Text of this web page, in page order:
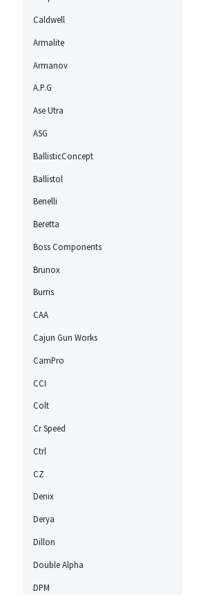
Caldwell
Armalite
Armanov
A.P.G
Ase Utra
ASG
BallisticConcept
Ballistol
Benelli
Beretta
Boss Components
Brunox
Burris
CAA
Cajun Gun Works
CamPro
CCI
Colt
Cr Speed
Ctrl
CZ
Denix
Derya
Dillon
Double Alpha
DPM